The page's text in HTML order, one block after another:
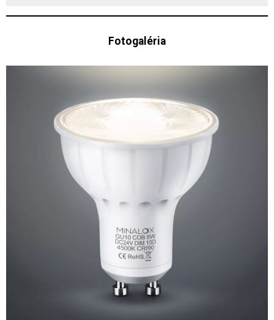
Fotogaléria